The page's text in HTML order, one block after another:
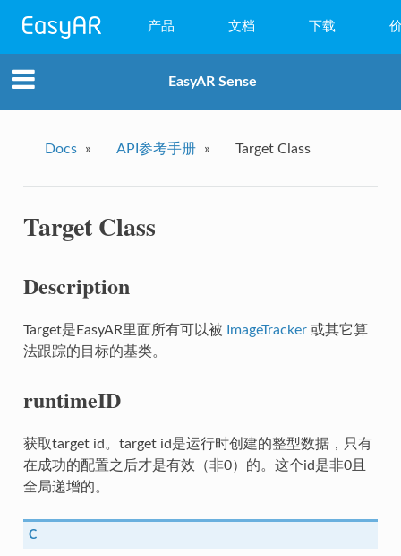
产品
小程序AR
EasyAR Mega
文档 下载
EasyAR Sense
Docs » API参考手册 » Target Class
Target Class
Description
Target是EasyAR里面所有可以被 ImageTracker或其它算
法跟踪的目标的基类。
runtimeID
获取target id。target id是运行时创建的整型数据，只有
在成功的配置之后才是有效（非0）的。这个id是非0且
全局递增的。
C